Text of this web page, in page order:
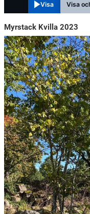
Visa Visa
Myrstack Kvilla 2023